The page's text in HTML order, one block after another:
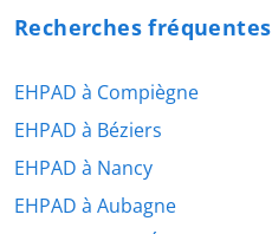
Recherches fréquentes
EHPAD à Compiègne
EHPAD à Béziers
EHPAD à Nancy
EHPAD à Aubagne